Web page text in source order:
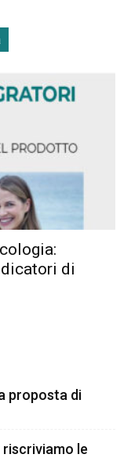
di
proposta di
riscriviamo le